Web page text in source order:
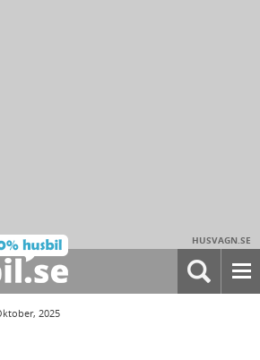
HUSVAGN.SE
2025